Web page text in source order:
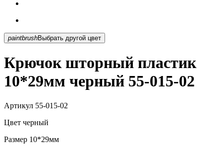
paintbrush Выбрать другой цвет
Крючок шторный пластик
10*29мм черный 55-015-02
Артикул 55-015-02
Цвет черный
Размер 10*29мм